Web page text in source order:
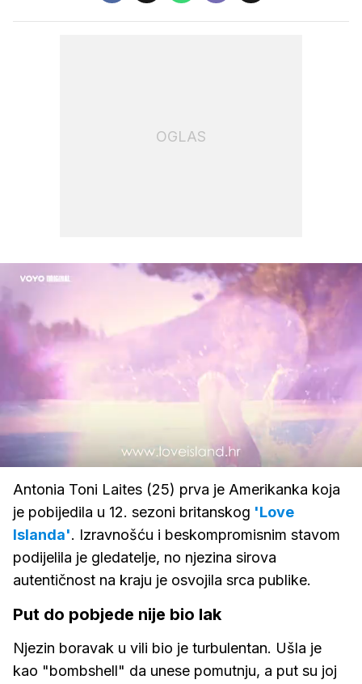
OGLAS
zvuk
100.00%
Antonia Toni Laites (25) prva je Amerikanka koja
je pobijedila u 12. sezoni britanskog 'Love
Islanda'. Izravnošću i beskompromisnim stavom
podijelila je gledatelje, no njezina sirova
autentičnost na kraju je osvojila srca publike.
Put do pobjede nije bio lak
Njezin boravak u vili bio je turbulentan. Ušla je
kao "bombshell" da unese pomutnju, a put su joj